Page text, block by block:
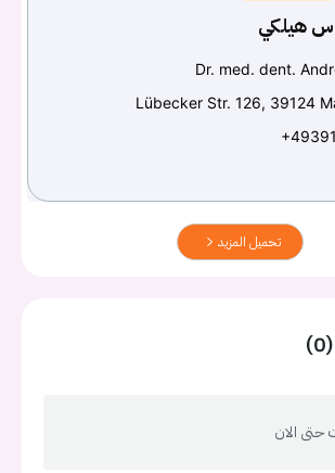
هيلكي
Dr. med. dent.
Lübecker Str. 126, 39124
تحميل المزيد
حتى الان